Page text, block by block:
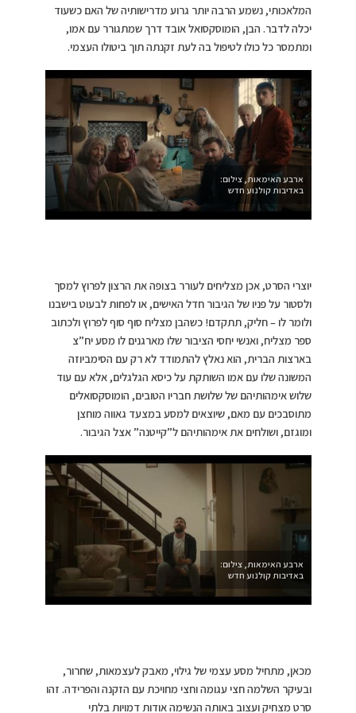
המלאכותי, נשמע הרבה יותר גרוע מדרישותיה של האם כשעוד
יכלה לדבר. הבן, הומוסקסואל אובד דרך שמתגורר עם אמו,
ומתמסר כל כולו לטיפול בה לעת זקנתה תוך ביטולו העצמי.
ארבע האימאות, צילום:
באדיבות קולנוע חדש
יוצרי הסרט, אכן מצליחים לעורר בצופה את הרצון לפרוץ למסך
ולסטור על פניו של הגיבור חדל האישים, או לפחות לבעוט בישבנו
ולומר לו – חליק, תתקדם! כשהבן מצליח סוף סוף לפרוץ ולכתוב
ספר מצליח, ואנשי יחסי הציבור שלו מארגנים לו מסע יח”צ
בארצות הברית, הוא נאלץ להתמודד לא רק עם הסימביוזה
המשונה שלו עם אמו השותקת על כיסא הגלגלים, אלא עם עוד
שלוש אימהותיהם של שלושת חבריו הטובים, הומוסקסואלים
מתוסבכים עם מאם, שיוצאים למסע במצעד גאווה מוחצן
ומוגזם, ושולחים את אימהותיהם ל”קייטנה” אצל הגיבור.
ארבע האימאות, צילום:
באדיבות קולנוע חדש
מכאן, מתחיל מסע עצמי של גילוי, מאבק לעצמאות, שחרור,
ובעיקר השלמה חצי עגומה וחצי מחויכת עם הזקנה והפרידה. זהו
סרט מצחיק ועצוב באותה הנשימה אודות דמויות בלתי